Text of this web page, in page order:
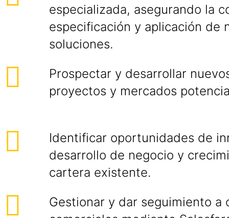
especializada, asegurando la
especificación y aplicación de
soluciones.
Prospectar y desarrollar
proyectos y mercados
Identificar oportunidades de
desarrollo de negocio y
cartera existente.
Gestionar y dar seguimiento a